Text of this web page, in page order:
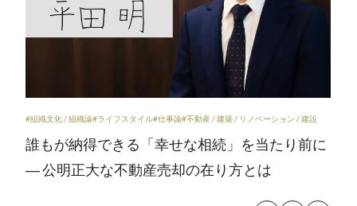
#組織文化 / 組織論#ライフスタイル#仕事論#不動産 / 建築 / リノベーション / 建設
誰もが納得できる「幸せな相続」を当たり前に
― 公明正大な不動産売却の在り方とは